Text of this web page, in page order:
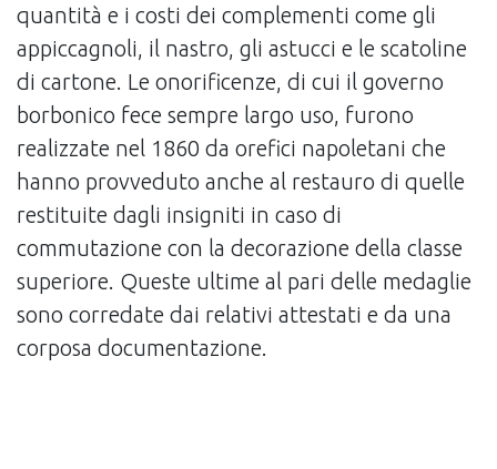
quantità e i costi dei complementi come gli
appiccagnoli, il nastro, gli astucci e le scatoline
di cartone. Le onorificenze, di cui il governo
borbonico fece sempre largo uso, furono
realizzate nel 1860 da orefici napoletani che
hanno provveduto anche al restauro di quelle
restituite dagli insigniti in caso di
commutazione con la decorazione della classe
superiore. Queste ultime al pari delle medaglie
sono corredate dai relativi attestati e da una
corposa documentazione.